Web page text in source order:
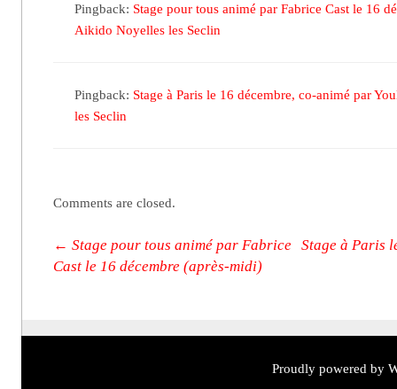
Pingback: Stage pour tous animé par Fabrice Cast le 16
Aikido Noyelles les Seclin
Pingback: Stage à Paris le 16 décembre, co-animé par
les Seclin
Comments are closed.
Post navigation
← Stage pour tous animé par Fabrice
Cast le 16 décembre (après-midi)
Stage à Paris
Proudly powered by